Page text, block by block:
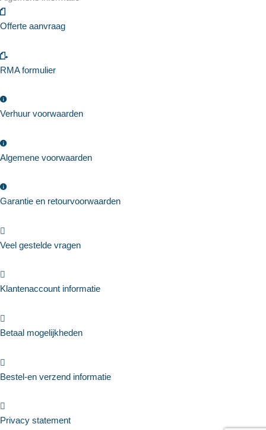
Offerte aanvraag
RMA formulier
Verhuur voorwaarden
Algemene voorwaarden
Garantie en retourvoorwaarden
Veel gestelde vragen
Klantenaccount informatie
Betaal mogelijkheden
Bestel-en verzend informatie
Privacy statement